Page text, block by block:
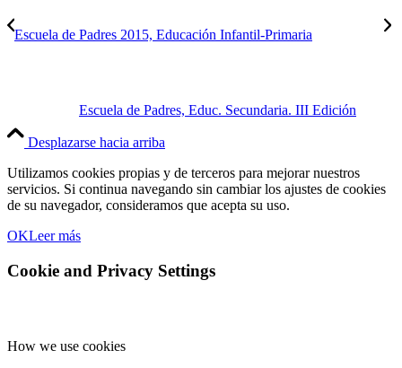
Escuela de Padres 2015, Educación Infantil-Primaria
Escuela de Padres, Educ. Secundaria. III Edición
Desplazarse hacia arriba
Utilizamos cookies propias y de terceros para mejorar nuestros
servicios. Si continua navegando sin cambiar los ajustes de cookies
de su navegador, consideramos que acepta su uso.
OKLeer más
Cookie and Privacy Settings
How we use cookies